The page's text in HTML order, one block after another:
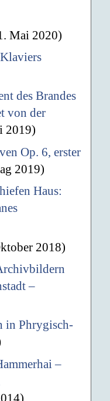
Mai 2020)
des Brandes
von der
2019)
Op. 6, erster
2019)
Haus:
2018)
–
in Phrygisch-
–